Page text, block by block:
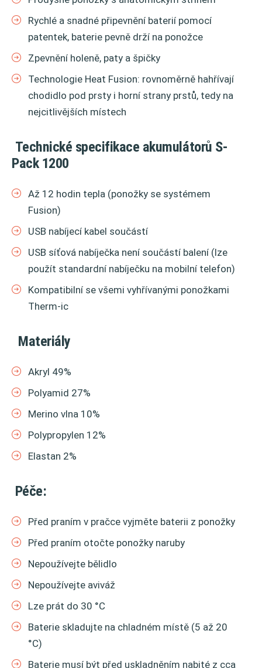
Rychlé a snadné připevnění baterií pomocí
patentek, baterie pevně drží na ponožce
Zpevnění holeně, paty a špičky
Technologie Heat Fusion: rovnoměrně hahřívají
chodidlo pod prsty i horní strany prstů, tedy na
nejcitlivějších místech
Technické specifikace akumulátorů S-
Pack 1200
Až 12 hodin tepla (ponožky se systémem
Fusion)
USB nabíjecí kabel součástí
USB síťová nabíječka není součástí balení (lze
použít standardní nabíječku na mobilní telefon)
Kompatibilní se všemi vyhřívanými ponožkami
Therm-ic
Materiály
Akryl 49%
Polyamid 27%
Merino vlna 10%
Polypropylen 12%
Elastan 2%
Péče:
Před praním v pračce vyjměte baterii z ponožky
Před praním otočte ponožky naruby
Nepoužívejte bělidlo
Nepoužívejte aviváž
Lze prát do 30 °C
Baterie skladujte na chladném místě (5 až 20
°C)
Baterie musí být před uskladněním nabité z cca